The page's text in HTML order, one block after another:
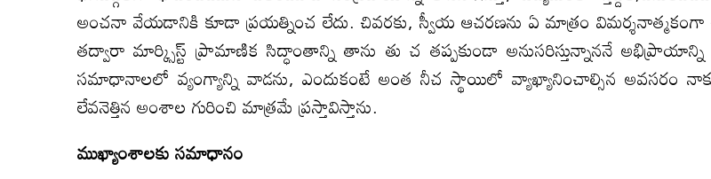
అంచనా వేయడానికి కూడా ప్రయత్నించ లేదు. చివరకు, స్వీయ ఆచరణను ఏ మాత్రం
తద్వారా మార్క్సిస్ట్ ప్రామాణిక సిద్ధాంతాన్ని తాను తు చ తప్పకుండా అనుసరిస్తున్నాననే
సమాధానాలలో వ్యంగ్యాన్ని వాడను, ఎందుకంటే అంత నీచ స్థాయిలో వ్యాఖ్యానించాల్సిన అవసరం
లేవనెత్తిన అంశాల గురించి మాత్రమే ప్రస్తావిస్తాను.
ముఖ్యాంశాలకు సమాధానం